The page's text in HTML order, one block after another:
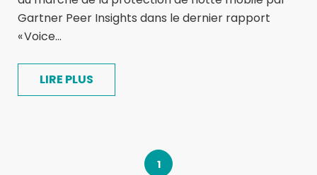
Gartner Peer Insights dans le dernier rapport
« Voice...
LIRE PLUS
1